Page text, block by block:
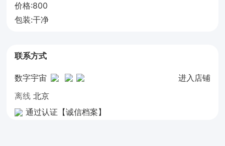
价格:800
包装:干净
联系方式
数字宇宙
进入店铺
离线 北京
通过认证【诚信档案】